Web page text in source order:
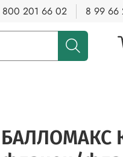
800 201 66 02 8 99 66